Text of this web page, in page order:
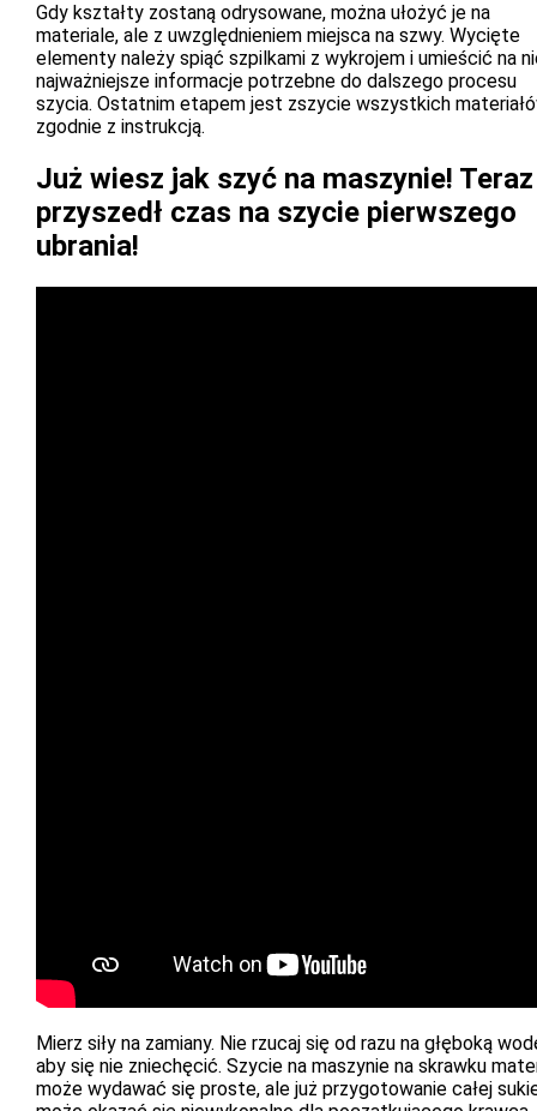
Gdy kształty zostaną odrysowane, można ułożyć je na
materiale, ale z uwzględnieniem miejsca na szwy. Wycięte
elementy należy spiąć szpilkami z wykrojem i umieścić na
najważniejsze informacje potrzebne do dalszego procesu
szycia. Ostatnim etapem jest zszycie wszystkich
zgodnie z instrukcją.
Już wiesz jak szyć na maszynie! Teraz
przyszedł czas na szycie pierwszego
ubrania!
Mierz siły na zamiany. Nie rzucaj się od razu na głęboką
aby się nie zniechęcić. Szycie na maszynie na skrawku
może wydawać się proste, ale już przygotowanie całej